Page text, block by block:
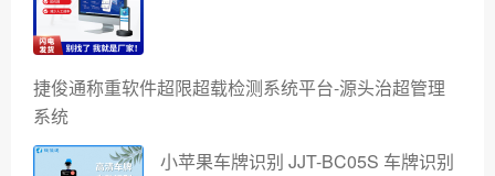
捷俊通称重软件超限超载检测系统平台-源头治超管理
系统
小苹果车牌识别 JJT-BC05S 车牌识别